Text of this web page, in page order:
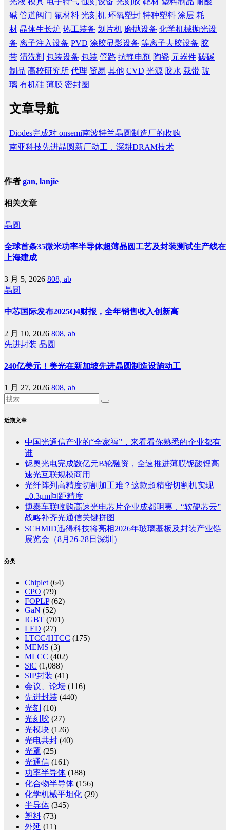
碱 管道阀门 氟材料 光刻机 环氧塑封 特种塑料 涂层 耗
材 晶体生长炉 热工装备 划片机 磨抛设备 化学机械抛光设
备 离子注入设备 PVD 涂胶显影设备 等离子去胶设备 胶
带 清洗剂 包装设备 包装 管路 抗静电剂 陶瓷 元器件 碳碳
制品 高校研究所 代理 贸易 其他 CVD 光源 胶水 载带 玻
璃 有机硅 薄膜 密封圈
文章导航
Diodes完成对 onsemi南波特兰晶圆制造厂的收购
南亚科技先进晶圆新厂动工，深耕DRAM技术
作者 gan, lanjie
相关文章
晶圆
全球首条35微米功率半导体超薄晶圆工艺及封装测试生产线在
上海建成
3 月 5, 2026 808, ab
晶圆
中芯国际发布2025Q4财报，全年销售收入创新高
2 月 10, 2026 808, ab
先进封装 晶圆
240亿美元！美光在新加坡先进晶圆制造设施动工
1 月 27, 2026 808, ab
近期文章
中国光通信产业的“全家福”，来看看你熟悉的企业都有
谁
铌奥光电完成数亿元B轮融资，全速推进薄膜铌酸锂高
速光互联规模商用
光纤阵列高精度切割加工难？这款超精密切割机实现
±0.3μm间距精度
博泰车联收购高速光电芯片企业成都明夷，“软硬芯云”
战略补齐光通信关键拼图
SCHMID迅得科技将亮相2026年玻璃基板及封装产业链
展览会（8月26-28日深圳）
分类
Chiplet (64)
CPO (79)
FOPLP(62)
GaN (52)
IGBT (701)
LED (27)
LTCC/HTCC (175)
MEMS (3)
MLCC (402)
SiC (1,088)
SIP封装 (41)
会议、论坛 (116)
先进封装 (440)
光刻 (10)
光刻胶 (27)
光模块 (126)
光电共封 (40)
光罩 (25)
光通信 (161)
功率半导体 (188)
化合物半导体 (156)
化学机械平坦化 (29)
半导体 (345)
塑料 (73)
外延 (11)